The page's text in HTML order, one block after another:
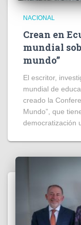
NACIONAL
Crean en
mundial
mundo”
El escritor,
mundial de
creado la
Mundo”, que
democratización